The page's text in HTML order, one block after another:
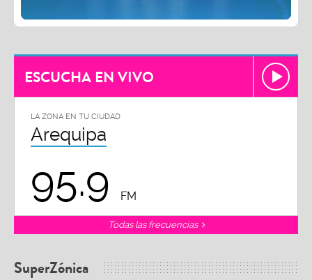
ESCUCHA EN VIVO
LA ZONA EN TU CIUDAD
Arequipa
95.9 FM
Todas las frecuencias
SuperZónica